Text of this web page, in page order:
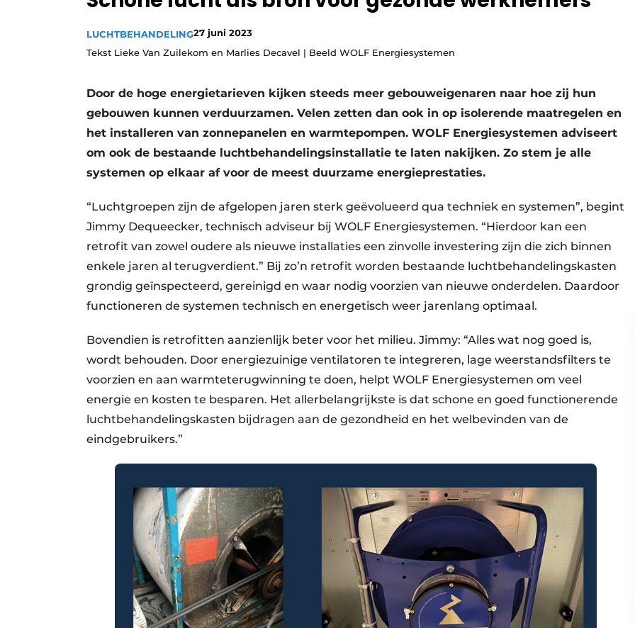
Vacatures
LUCHTBEHANDELING27 juni 2023
Tekst Lieke Van Zuilekom en Marlies Decavel | Beeld WOLF Energiesystemen
Door de hoge energietarieven kijken steeds meer gebouweigenaren naar hoe zij hun
gebouwen kunnen verduurzamen. Velen zetten dan ook in op isolerende maatregelen en
het installeren van zonnepanelen en warmtepompen. WOLF Energiesystemen adviseert
om ook de bestaande luchtbehandelingsinstallatie te laten nakijken. Zo stem je alle
systemen op elkaar af voor de meest duurzame energieprestaties.
“Luchtgroepen zijn de afgelopen jaren sterk geëvolueerd qua techniek en systemen”, begint
Jimmy Dequeecker, technisch adviseur bij WOLF Energie­systemen. “Hier­door kan een
retrofit van zowel oudere als nieuwe installaties een zin­volle investering zijn die zich binnen
enkele jaren al terug­verdient.” Bij zo’n retrofit worden bestaande lucht­behandelings­kasten
grondig geïnspec­teerd, gereinigd en waar nodig voor­zien van nieuwe onder­delen. Daar­door
functioneren de systemen technisch en energetisch weer jarenlang optimaal.
Bovendien is retrofitten aanzienlijk beter voor het milieu. Jimmy: “Alles wat nog goed is,
wordt behouden. Door energiezuinige ventilatoren te integreren, lage weerstandsfilters te
voorzien en aan warmteterugwinning te doen, helpt WOLF Energiesystemen om veel
energie en kosten te besparen. Het allerbelangrijkste is dat schone en goed functionerende
luchtbehandelingskasten bijdragen aan de gezondheid en het wel­bevinden van de
eindgebruikers.”